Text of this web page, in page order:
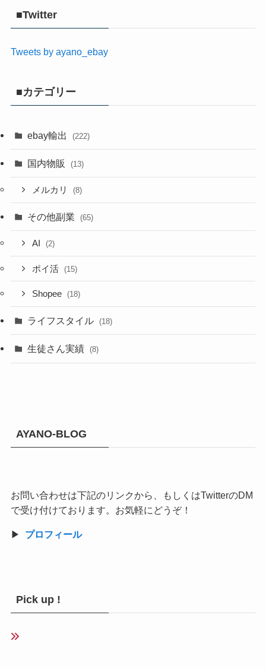
■Twitter
Tweets by ayano_ebay
■カテゴリー
ebay輸出 (222)
国内物販 (13)
メルカリ (8)
その他副業 (65)
AI (2)
ポイ活 (15)
Shopee (18)
ライフスタイル (18)
生徒さん実績 (8)
AYANO-BLOG
お問い合わせは下記のリンクから、もしくはTwitterのDM
で受け付けております。お気軽にどうぞ！
▶︎ プロフィール
Pick up !